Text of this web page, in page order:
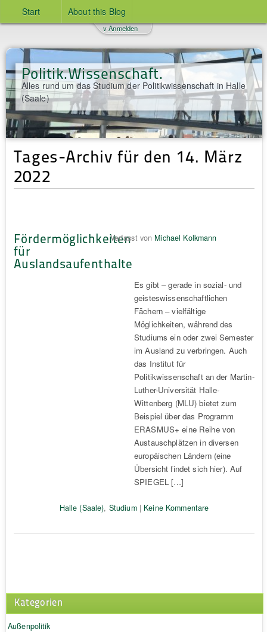
Start About this Blog
Politik.Wissenschaft.
Alles rund um das Studium der Politikwissenschaft in Halle
(Saale)
v Anmelden
Tages-Archiv für den 14. März
2022
Fördermöglichkeiten
für
Auslandsaufenthalte
Verfasst von Michael Kolkmann
Es gibt – gerade in sozial- und
geisteswissenschaftlichen
Fächern – vielfältige
Möglichkeiten, während des
Studiums ein oder zwei Semester
im Ausland zu verbringen. Auch
das Institut für
Politikwissenschaft an der Martin-
Luther-Universität Halle-
Wittenberg (MLU) bietet zum
Beispiel über das Programm
ERASMUS+ eine Reihe von
Austauschplätzen in diversen
europäischen Ländern (eine
Übersicht findet sich hier). Auf
SPIEGEL […]
Halle (Saale), Studium| Keine Kommentare
Kategorien
Außenpolitik